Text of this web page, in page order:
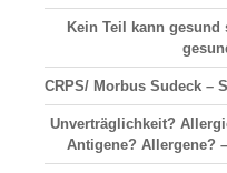
Kein Teil kann
CRPS/ Morbus Sudeck –
Unverträglichkeit?
Antigene? Allergene?